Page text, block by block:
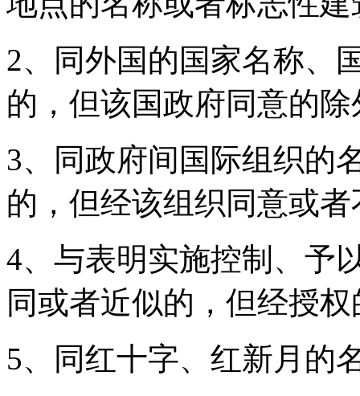
2、同外国的国家名称、
的，但该国政府同意的除
3、同政府间国际组织的
的，但经该组织同意或
4、与表明实施控制、予
同或者近似的，但经授
5、同红十字、红新月的